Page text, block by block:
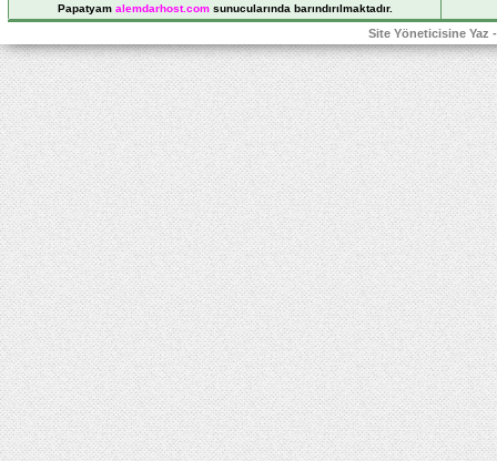
Papatyam alemdarhost.comsunucularında barındırılmaktadır.
Site Yöneticisine Yaz